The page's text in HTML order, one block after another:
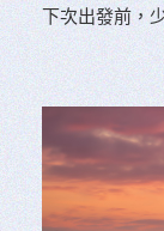
下次出發前，